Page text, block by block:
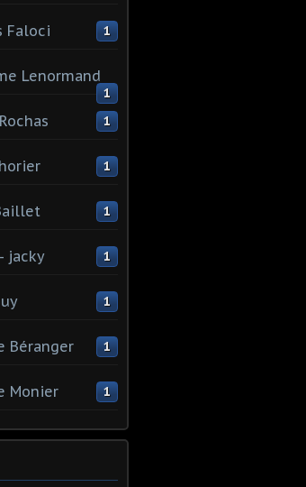
Faloci 1
Lenormand
1
1
1
1
jacky 1
1
Béranger 1
Monier 1